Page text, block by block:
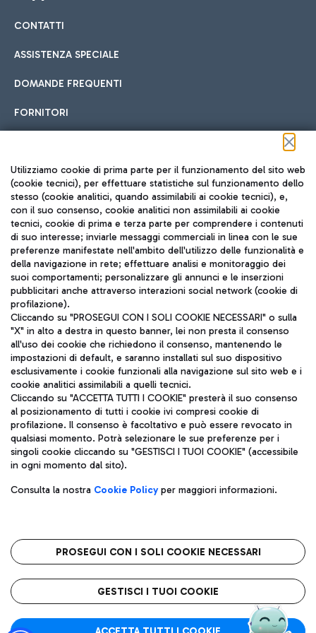
Cucina Internazionale
Fast Food
Pizza
Gelateria
Wine Bar & Sparkling
Hotel in aeroporto
Scegli l'alloggio più adatto e approfitta della vicinanza
all'aeroporto.
Car sharing
Con il Car Sharing è ancora più facile spostarsi
Treno
Raggiungi velocemente l'aeroporto di Fiumicino da Roma
tramite i servizi ferroviari Trenitalia.
Autobus
Scopri le linee di autobus per raggiungere l'aeroporto
Leonardo Da Vinci.
Raggiungi l’aeroporto senza pensieri con il servizio di taxi a
Ristoranti
Scopri la nostra offerta per una pausa gustosa in aeroporto
Mappa Aeroporto Fiumicino
CONTATTI
ASSISTENZA SPECIALE
DOMANDE FREQUENTI
FORNITORI
Seguici sui social
TRAVEL JOURNAL
ITA
Aeroporti di Roma S.p.A. - Società soggetta a direzione e
coordinamento di Mundys S.p.A.
Codice fiscale e Registro delle Imprese di Roma 13032990155 P.
IVA 06572251004
Capitale sociale 62.224.743,00 int. vers.
Sede legale: Via Pier Paolo Racchetti 1 - 00054 Fiumicino (RM)
telefono +39 06 65951
Privacy policy
Note legali
Roma FCO
L'aeroporto stellato
Utilizziamo cookie di prima parte per il funzionamento del sito web
(cookie tecnici), per effettuare statistiche sul funzionamento dello
stesso (cookie analitici, quando assimilabili ai cookie tecnici), e,
con il suo consenso, cookie analitici non assimilabili ai cookie
tecnici, cookie di prima e terza parte per comprendere i contenuti
di suo interesse; inviarle messaggi commerciali in linea con le sue
preferenze manifestate nell'ambito dell'utilizzo delle funzionalità e
della navigazione in rete; effettuare analisi e monitoraggio dei
suoi comportamenti; personalizzare gli annunci e le inserzioni
pubblicitari anche attraverso interazioni social network (cookie di
profilazione).
Cliccando su "PROSEGUI CON I SOLI COOKIE NECESSARI" o sulla
"X" in alto a destra in questo banner, lei non presta il consenso
all'uso dei cookie che richiedono il consenso, mantenendo le
impostazioni di default, e saranno installati sul suo dispositivo
esclusivamente i cookie funzionali alla navigazione sul sito web e i
cookie analitici assimilabili a quelli tecnici.
Cliccando su "ACCETTA TUTTI I COOKIE" presterà il suo consenso
al posizionamento di tutti i cookie ivi compresi cookie di
profilazione. Il consenso è facoltativo e può essere revocato in
qualsiasi momento. Potrà selezionare le sue preferenze per i
singoli cookie cliccando su "GESTISCI I TUOI COOKIE" (accessibile
in ogni momento dal sito).
Consulta la nostra Cookie Policyper maggiori informazioni.
PROSEGUI CON I SOLI COOKIE NECESSARI
GESTISCI I TUOI COOKIE